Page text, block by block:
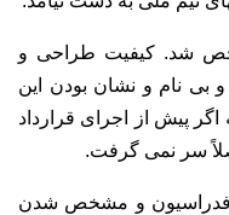
شد. کیفیت طراحی و
و بی نام و نشان بودن این
پیش از اجرای قرارداد
سر نمی گرفت.
فدراسیون و مشخص شدن